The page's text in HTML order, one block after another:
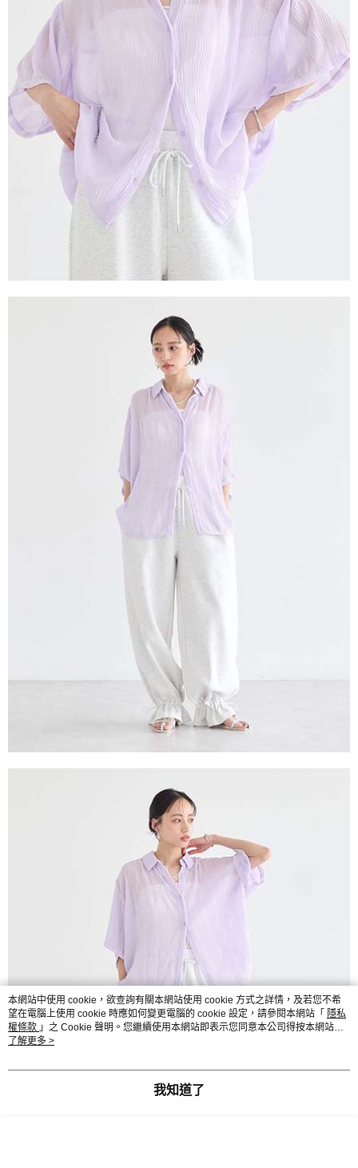
本網站中使用 cookie，欲查詢有關本網站使用 cookie 方式之詳情，及若您不希
望在電腦上使用 cookie 時應如何變更電腦的 cookie 設定，請參閱本網站「 隱私
權條款 」之 Cookie 聲明。您繼續使用本網站即表示您同意本公司得按本網站使
用條款之 Cookie 聲明使用 cookie。
了解更多 >
我知道了